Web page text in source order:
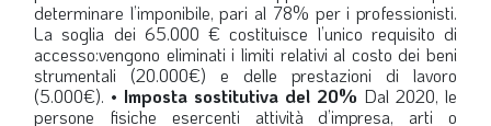
determinare l’imponibile, pari al 78% per i professionisti.
La soglia dei 65.000 € costituisce l’unico requisito di
accesso:vengono eliminati i limiti relativi al costo dei beni
strumentali (20.000€) e delle prestazioni di lavoro
(5.000€). • Imposta sostitutiva del 20% Dal 2020, le
persone fisiche esercenti attività d’impresa, arti o